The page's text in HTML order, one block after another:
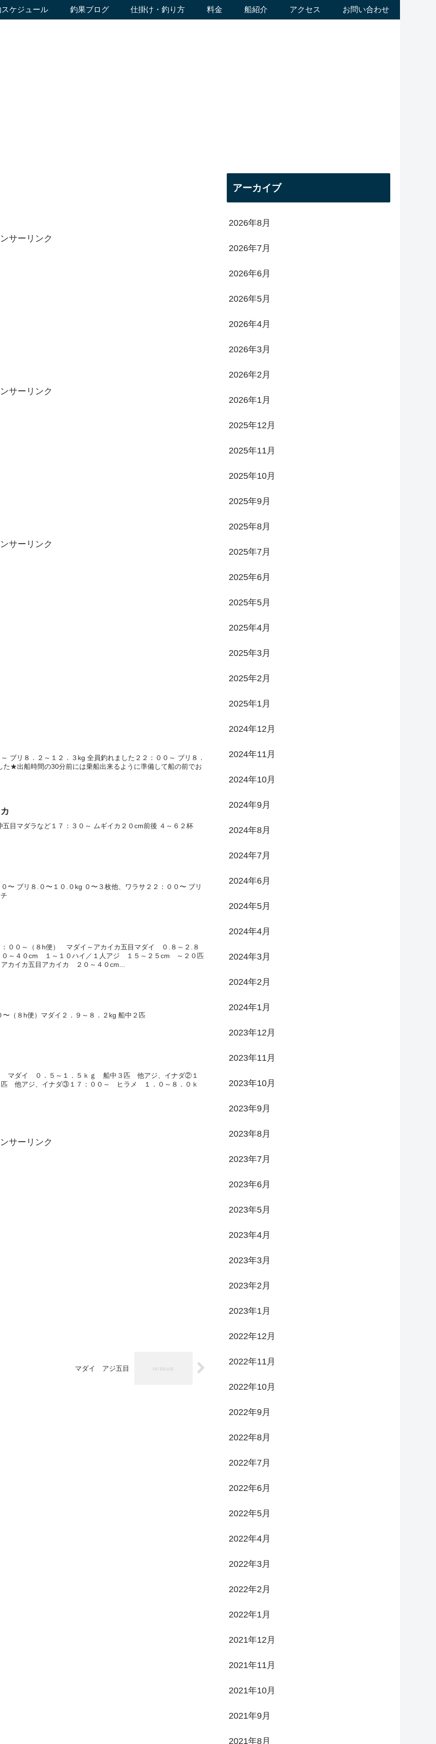
ケジュール 釣果ブログ 仕掛け・釣り方 料金 船紹介 アクセス お問い合わせ
サーリンク
サーリンク
サーリンク
ブリ８．２～１２．３kg 全員釣れました２２：００～ ブリ８．
た★出船時間の30分前には乗船出来るように準備して船の前でお
目マダラなど１７：３０～ ムギイカ２０cm前後 ４～６２杯
〜 ブリ８.０〜１０.０kg ０〜３枚他、ワラサ２２：００〜 ブリ
００～（８h便） マダイ～アカイカ五目マダイ ０.８～２.８
～４０cm １～１０ハイ／１人アジ １５～２５cm ～２０匹
イカ五目アカイカ ２０～４０cm...
（８h便）マダイ２．９～８．２kg 船中２匹
マダイ ０．５～１．５ｋｇ 船中３匹 他アジ、イナダ②１
他アジ、イナダ③１７：００～ ヒラメ １．０～８．０ｋ
サーリンク
マダイ アジ五目
アーカイブ
2026年8月
2026年7月
2026年6月
2026年5月
2026年4月
2026年3月
2026年2月
2026年1月
2025年12月
2025年11月
2025年10月
2025年9月
2025年8月
2025年7月
2025年6月
2025年5月
2025年4月
2025年3月
2025年2月
2025年1月
2024年12月
2024年11月
2024年10月
2024年9月
2024年8月
2024年7月
2024年6月
2024年5月
2024年4月
2024年3月
2024年2月
2024年1月
2023年12月
2023年11月
2023年10月
2023年9月
2023年8月
2023年7月
2023年6月
2023年5月
2023年4月
2023年3月
2023年2月
2023年1月
2022年12月
2022年11月
2022年10月
2022年9月
2022年8月
2022年7月
2022年6月
2022年5月
2022年4月
2022年3月
2022年2月
2022年1月
2021年12月
2021年11月
2021年10月
2021年9月
2021年8月